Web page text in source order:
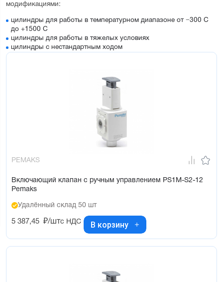
модификациями:
цилиндры для работы в температурном диапазоне от −300 С
до +1500 С
цилиндры для работы в тяжелых условиях
цилиндры с нестандартным ходом
PEMAKS
Включающий клапан с ручным управлением PS1M-S2-12
Pemaks
Удалённый склад 50 шт
5 387,45 ₽/штс НДС В корзину